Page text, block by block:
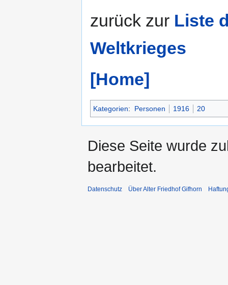
zurück zur Liste
Weltkrieges
[Home]
Kategorien: Personen 1916 20
Diese Seite wurde
bearbeitet.
Datenschutz Über Alter Friedhof Gifhorn